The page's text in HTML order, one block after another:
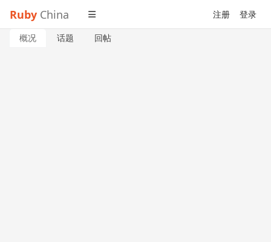
Ruby China 注册 登录
概况 话题 回帖